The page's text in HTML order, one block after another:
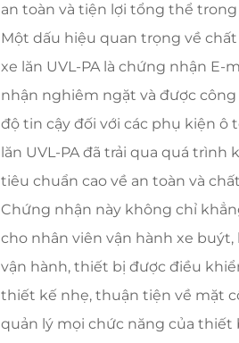
an toàn và tiện lợi tổng thể
Một dấu hiệu quan trọng về
xe lăn UVL-PA là chứng nhận
nhận nghiêm ngặt và được công
độ tin cậy đối với các phụ kiện ô
lăn UVL-PA đã trải qua quá trình
tiêu chuẩn cao về an toàn và
Chứng nhận này không chỉ
cho nhân viên vận hành xe
vận hành, thiết bị được điều
thiết kế nhẹ, thuận tiện về mặt
quản lý mọi chức năng của